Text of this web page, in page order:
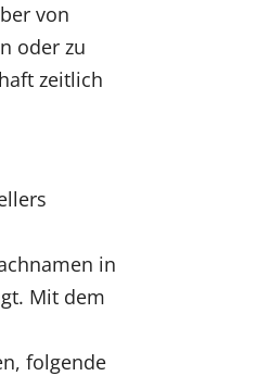
von
oder zu
zeitlich
in
Mit dem
folgende